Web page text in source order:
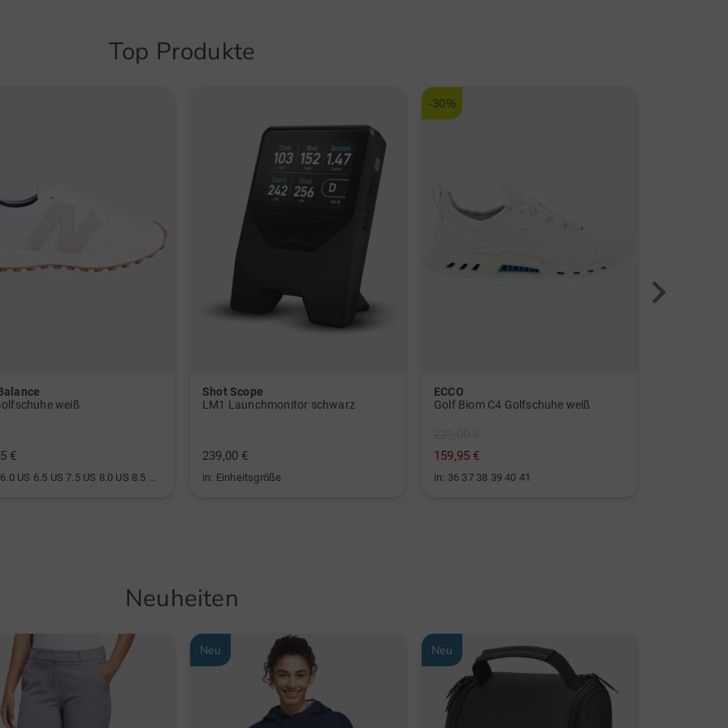
Top Produkte
weiß
€
in: US 6.0 US 6.5 US 7.5 US 8.0 US 8.5 US 9.0 US 9.5 US 10.0
Shot Scope
LM1 Launchmonitor schwarz
239,00 €
in: Einheitsgröße
-30%
ECCO
Golf Biom C4 Golfschuhe weiß
159,95 €
in: 36 37 38 39 40 41
Neuheiten
Neu Neu